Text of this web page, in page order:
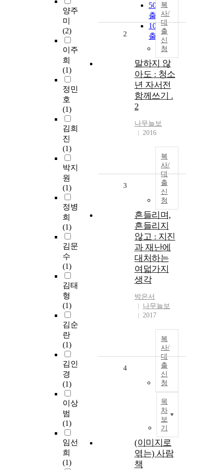
양주
미
(2)
이주
희
(1)
정민
호
(1)
김희
진
(1)
박지
원
(1)
정병
희
(1)
김문
수
(1)
김태
형
(1)
김순
란
(1)
김인
경
(1)
이상
범
(1)
임선
희
(1)
50개씩
출력
100개씩
출력
복
사/
대
출
신
청
2
말하지 않
아도 : 청소
년 자서전
함께쓰기 .
2
나무늘보
2016
복
사/
대
출
신
청
3
흔들리며,
흔들리지
않고 : 지진
과 재난에
대처하는
여덟가지
생각
박은서
나무늘보
2017
복
사/
대
출
신
청
목
차
보
기
4
(이미지로
엮는) 사람
책